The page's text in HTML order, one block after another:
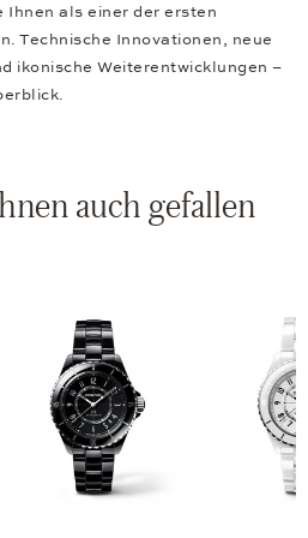
Ihnen als einer der ersten
Technische Innovationen, neue
ikonische Weiterentwicklungen –
auch gefallen